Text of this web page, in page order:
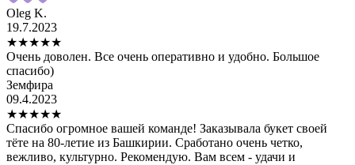
Oleg K.
19.7.2023
★★★★★
Очень доволен. Все очень оперативно и удобно. Большое
спасибо)
Земфира
09.4.2023
★★★★★
Спасибо огромное вашей команде! Заказывала букет своей
тёте на 80-летие из Башкирии. Сработано очень четко,
вежливо, культурно. Рекомендую. Вам всем - удачи и